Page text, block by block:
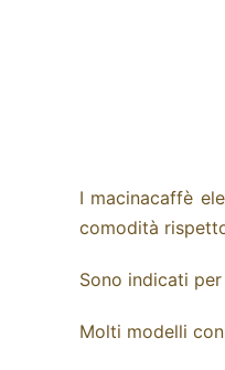
I macinacaffè
comodità
Sono indicati
Molti modelli